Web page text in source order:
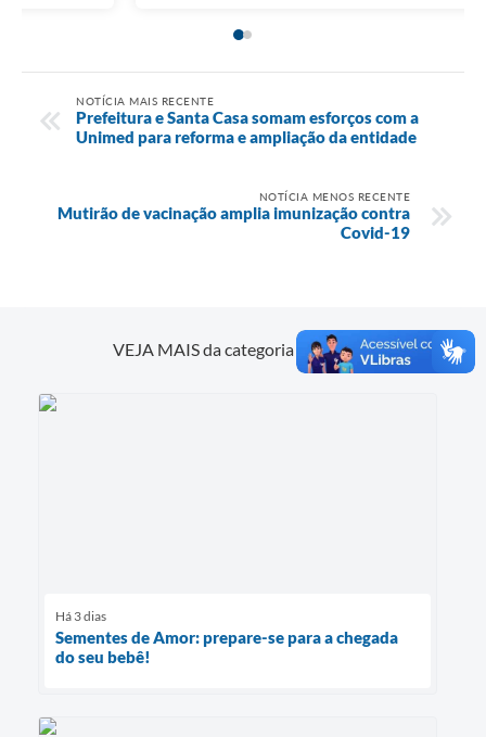
NOTÍCIA MAIS RECENTE
Prefeitura e Santa Casa somam esforços com a
Unimed para reforma e ampliação da entidade
NOTÍCIA MENOS RECENTE
Mutirão de vacinação amplia imunização contra
Covid-19
VEJA MAIS da categoria Saúde
Há 3 dias
Sementes de Amor: prepare-se para a chegada
do seu bebê!